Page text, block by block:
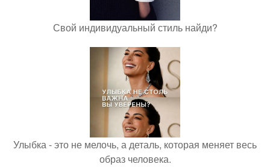
Свой индивидуальный стиль найди?
Улыбка - это не мелочь, а деталь, которая меняет весь
образ человека.